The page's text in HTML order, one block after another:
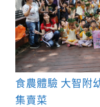
食農體驗 大智附
集賣菜